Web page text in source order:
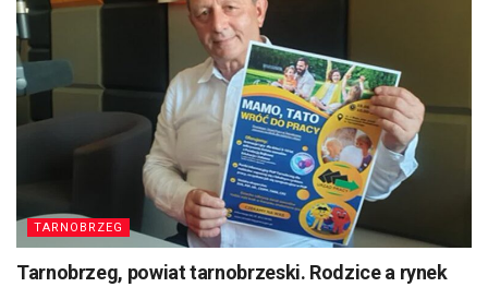
TARNOBRZEG
Tarnobrzeg, powiat tarnobrzeski. Rodzice a rynek